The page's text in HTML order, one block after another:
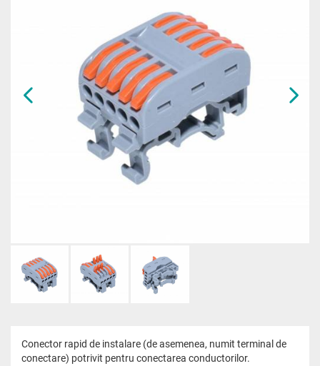
Conector rapid de instalare (de asemenea, numit terminal de
conectare) potrivit pentru conectarea conductorilor.